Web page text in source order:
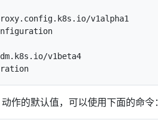
v1alpha1
v1beta4
作的默认值，可以使用下面的命令：